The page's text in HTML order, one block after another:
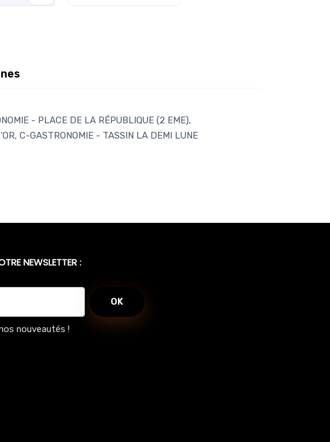
- PLACE DE LA RÉPUBLIQUE (2 EME),
C-GASTRONOMIE - TASSIN LA DEMI LUNE
NEWSLETTER :
OK
nouveautés !